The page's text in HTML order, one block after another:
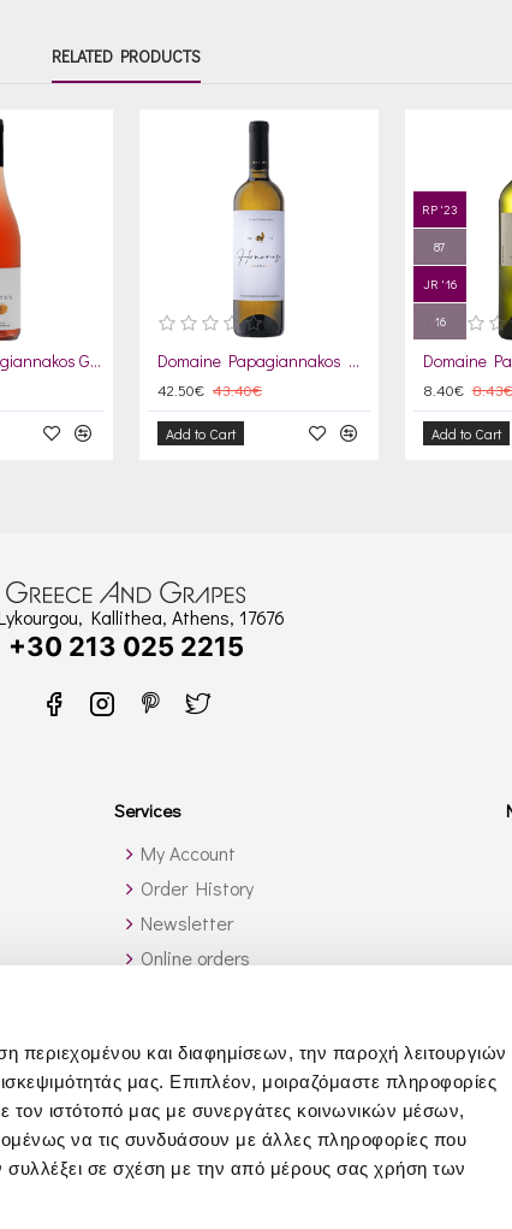
περιεχομένου και διαφημίσεων, την παροχή λειτουργιών
μας. Επιπλέον, μοιραζόμαστε πληροφορίες
τον ιστότοπό μας με συνεργάτες κοινωνικών μέσων,
να τις συνδυάσουν με άλλες πληροφορίες που
συλλέξει σε σχέση με την από μέρους σας χρήση των
RELATED PRODUCTS
Domaine Papagiannakos Granatus 2024 Domaine Papagiannakos Honores Savatiano 2017
42.50€ 43.40€
Add to Cart
RP '23
87
JR '16
16
8.40€ 8.43€
Add to Cart
Kallithea, Athens, 17676
+30 213 025 2215
Services
My Account
Order History
Newsletter
Online orders
Affiliates
Yacht Services
Business Gifts